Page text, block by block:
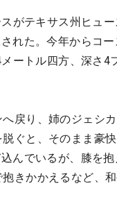
がテキサス州ヒュー
れた。今年からコー
ートル四方、深さ4
戻り、姉のジェシカ
ぐと、そのまま豪
んでいるが、膝を抱
きかかえるなど、